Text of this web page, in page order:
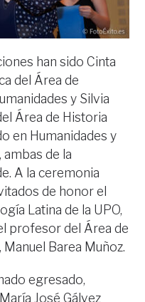
han sido Cinta
del Área de
y Silvia
Área de Historia
en Humanidades y
de la
A la ceremonia
de honor el
Latina de la UPO,
profesor del Área de
Barea Muñoz.
egresado,
José Gálvez